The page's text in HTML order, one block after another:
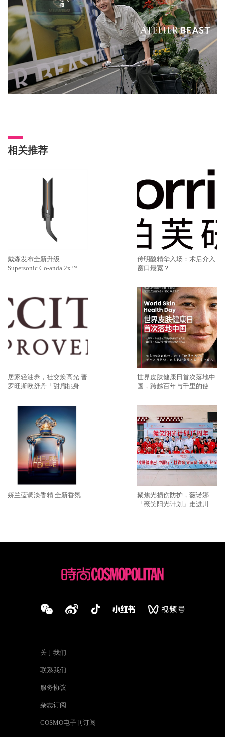
相关推荐
戴森发布全新升级
Supersonic Co-anda 2x™造
传明酸精华入场：术后介入
窗口最宽？
居家轻油养，社交焕高光 普
罗旺斯欧舒丹「甜扁桃身
世界皮肤健康日首次落地中
国，跨越百年与千里的使命
娇兰蓝调淡香精 全新香氛
聚焦光损伤防护，薇诺娜
「薇笑阳光计划」走进川西
关于我们
联系我们
服务协议
杂志订阅
COSMO电子刊订阅